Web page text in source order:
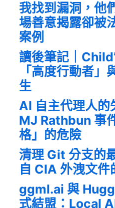
我找到漏洞，他
場善意揭露卻被
案例
讀後筆記｜
「高度行動者
生
AI 自主代理人的
MJ Rathbun 事
格」的危險
清理 Git 分支的
自 CIA 外洩文件
ggml.ai 與
式結盟：Local